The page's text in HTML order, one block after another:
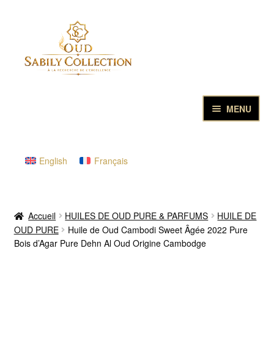
navigation
contenu
MENU
HUILES DE OUD PURE & PARFUMS
COFFRETS CADEAUX ET DECOUVERTE
English Français
Accueil HUILES DE OUD PURE & PARFUMS
HUILE DE
OUD PURE
Huile de Oud Cambodi Sweet Âgée 2022 Pure
Bois d’Agar Pure Dehn Al Oud Origine Cambodge